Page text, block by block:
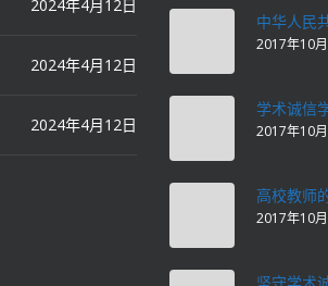
2024年4月12日
2024年4月12日
2024年4月12日
中华人民
2017年10
学术诚信
2017年10
高校教师
2017年10